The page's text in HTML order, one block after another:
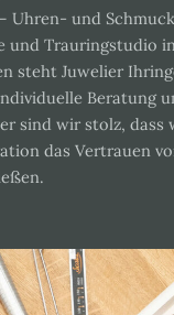
Uhren- und
und Trauringstudio
steht Juwelier
Beratung
sind wir stolz, dass
das Vertrauen